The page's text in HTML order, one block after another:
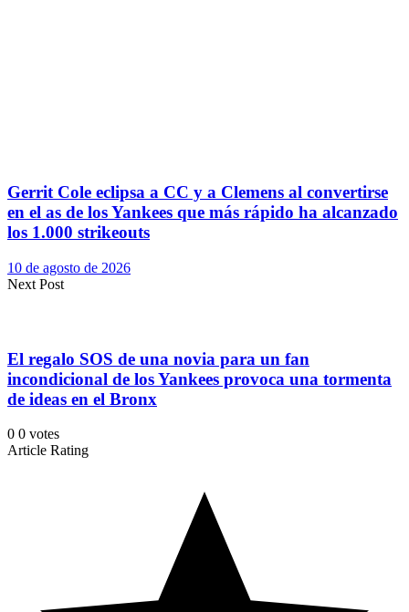
Gerrit Cole eclipsa a CC y a Clemens al convertirse
en el as de los Yankees que más rápido ha alcanzado
los 1.000 strikeouts
10 de agosto de 2026
Next Post
El regalo SOS de una novia para un fan
incondicional de los Yankees provoca una tormenta
de ideas en el Bronx
0 0 votes
Article Rating